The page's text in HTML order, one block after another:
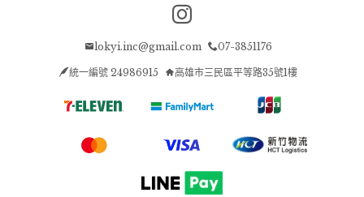
Instagram page
lokyi.inc@gmail.com 07-3851176
統一編號 24986915 高雄市三民區平等路35號1樓